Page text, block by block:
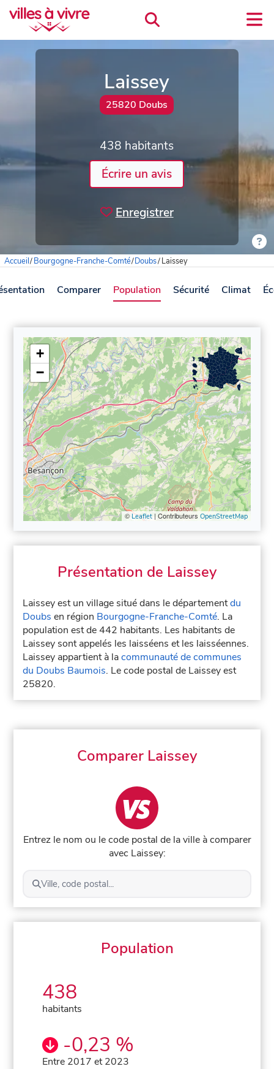
Laissey
25820 Doubs
438 habitants
Écrire un avis
Enregistrer
Accueil/Bourgogne-Franche-Comté/Doubs/Laissey
Comparer Population Sécurité Climat
+
−
© Leaflet| Contributeurs OpenStreetMap
Présentation de Laissey
Laissey est un village situé dans le départementdu
Doubs en région Bourgogne-Franche-Comté. La
population est de 442 habitants. Les habitants de
Laissey sont appelés les laisséens et les laisséennes.
Laissey appartient à lacommunauté de communes
du Doubs Baumois. Le code postal de Laissey est
25820.
Comparer Laissey
Entrez le nom ou le code postal de la ville à comparer
avec Laissey:
Ville, code postal...
Population
438
habitants
-0,23 %
Entre 2017 et 2023